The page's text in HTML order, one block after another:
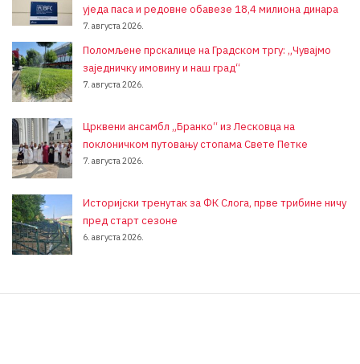
уједа паса и редовне обавезе 18,4 милиона динара
7. августа 2026.
Поломљене прскалице на Градском тргу: „Чувајмо
заједничку имовину и наш град“
7. августа 2026.
Црквени ансамбл „Бранко“ из Лесковца на
поклоничком путовању стопама Свете Петке
7. августа 2026.
Историјски тренутак за ФК Слога, прве трибине ничу
пред старт сезоне
6. августа 2026.